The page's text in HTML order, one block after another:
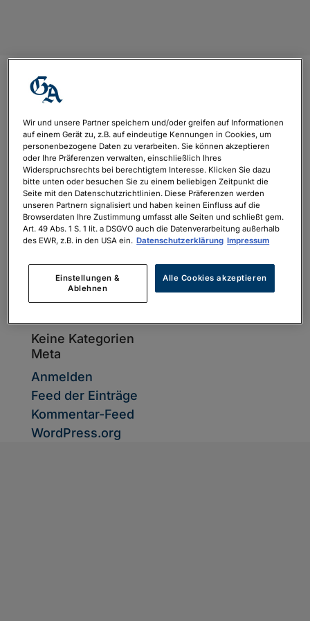
ct_BN-
GA_AZ_480x325_2024-
12_DRUCK-
ISOnewspaper
vonNiklas Nieswandt|Dez. 16, 2024
ct_BN-GA_AZ_480x325_2024-
12_DRUCK-ISOnewspaper
Suche
nach:
Neueste Kommentare
Keine Kategorien
Meta
Anmelden
Feed der Einträge
Kommentar-Feed
WordPress.org
Wir und unsere Partner speichern und/oder greifen auf Informationen
auf einem Gerät zu, z.B. auf eindeutige Kennungen in Cookies, um
personenbezogene Daten zu verarbeiten. Sie können akzeptieren
oder Ihre Präferenzen verwalten, einschließlich Ihres
Widerspruchsrechts bei berechtigtem Interesse. Klicken Sie dazu
bitte unten oder besuchen Sie zu einem beliebigen Zeitpunkt die
Seite mit den Datenschutzrichtlinien. Diese Präferenzen werden
unseren Partnern signalisiert und haben keinen Einfluss auf die
Browserdaten Ihre Zustimmung umfasst alle Seiten und schließt gem.
Art. 49 Abs. 1 S. 1 lit. a DSGVO auch die Datenverarbeitung außerhalb
des EWR, z.B. in den USA ein. Datenschutzerklärung Impressum
Einstellungen &
Ablehnen
Alle Cookies akzeptieren